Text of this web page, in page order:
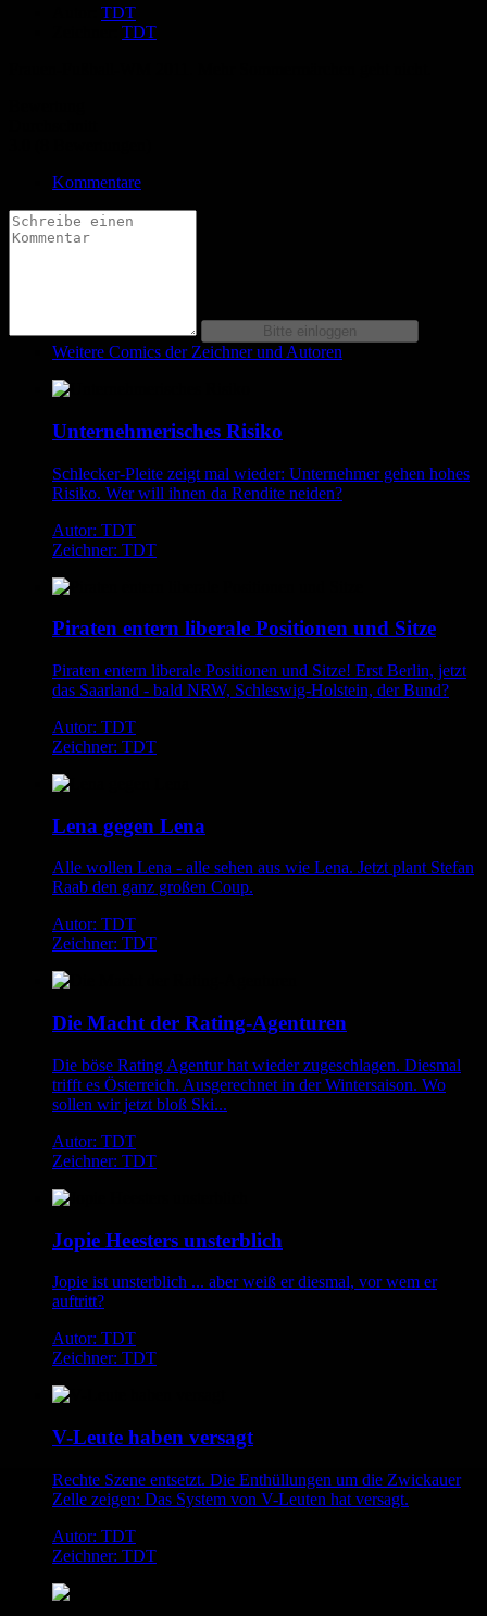
TDT
TDT
Kommentare
Weitere Comics der Zeichner und Autoren
Unternehmerisches Risiko
Schlecker-Pleite zeigt mal wieder: Unternehmer gehen hohes
Risiko. Wer will ihnen da Rendite neiden?
Autor: TDT
Zeichner: TDT
Piraten entern liberale Positionen und Sitze
Piraten entern liberale Positionen und Sitze! Erst Berlin, jetzt
das Saarland - bald NRW, Schleswig-Holstein, der Bund?
Autor: TDT
Zeichner: TDT
Lena gegen Lena
Alle wollen Lena - alle sehen aus wie Lena. Jetzt plant Stefan
Raab den ganz großen Coup.
Autor: TDT
Zeichner: TDT
Die Macht der Rating-Agenturen
Die böse Rating Agentur hat wieder zugeschlagen. Diesmal
trifft es Österreich. Ausgerechnet in der Wintersaison. Wo
sollen wir jetzt bloß Ski...
Autor: TDT
Zeichner: TDT
Jopie Heesters unsterblich
Jopie ist unsterblich ... aber weiß er diesmal, vor wem er
auftritt?
Autor: TDT
Zeichner: TDT
V-Leute haben versagt
Rechte Szene entsetzt. Die Enthüllungen um die Zwickauer
Zelle zeigen: Das System von V-Leuten hat versagt.
Autor: TDT
Zeichner: TDT